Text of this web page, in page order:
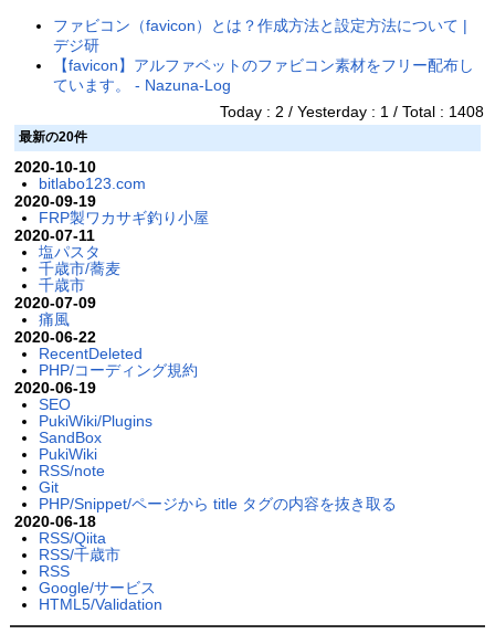
ファビコン（favicon）とは？作成方法と設定方法について |
デジ研
【favicon】アルファベットのファビコン素材をフリー配布し
ています。 - Nazuna-Log
Today : 2 / Yesterday : 1 / Total : 1408
最新の20件
2020-10-10
bitlabo123.com
2020-09-19
FRP製ワカサギ釣り小屋
2020-07-11
塩パスタ
千歳市/蕎麦
千歳市
2020-07-09
痛風
2020-06-22
RecentDeleted
PHP/コーディング規約
2020-06-19
SEO
PukiWiki/Plugins
SandBox
PukiWiki
RSS/note
Git
PHP/Snippet/ページから title タグの内容を抜き取る
2020-06-18
RSS/Qiita
RSS/千歳市
RSS
Google/サービス
HTML5/Validation